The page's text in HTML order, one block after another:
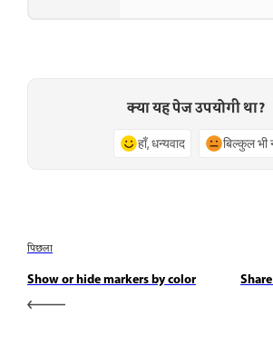
क्या यह पेज उपयोगी था?
हाँ, धन्यवाद बिल्कुल भी
पिछला
Show or hide markers by color